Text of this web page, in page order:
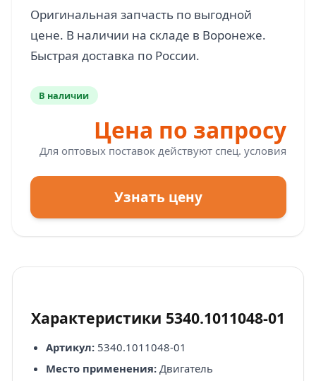
Оригинальная запчасть по выгодной
цене. В наличии на складе в Воронеже.
В наличии
Цена по запросу
Для оптовых поставок действуют спец. условия
Узнать цену
Характеристики 5340.1011048-01
Артикул:5340.1011048-01
Место применения:Двигатель